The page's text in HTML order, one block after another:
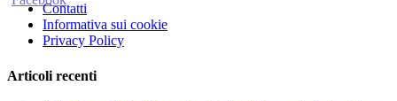
Contatti
Informativa sui cookie
Privacy Policy
Articoli recenti